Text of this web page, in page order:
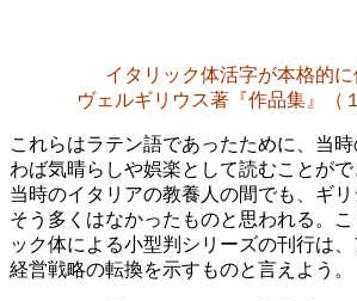
イタリック体活字が本格的に
ヴェルギリウス著『作品集』（
これらはラテン語であったために、当
わば気晴らしや娯楽として読むことがで
当時のイタリアの教養人の間でも、ギ
そう多くはなかったものと思われる。
ック体による小型判シリーズの刊行は
経営戦略の転換を示すものと言えよう。